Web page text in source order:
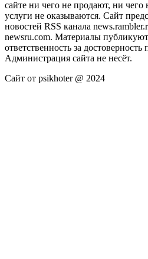
сайте ни чего не продают, ни
услуги не оказываются. Сайт
новостей RSS канала
newsru.com. Материалы
ответственность за
Администрация сайта не несёт.
Сайт от psikhoter @ 2024